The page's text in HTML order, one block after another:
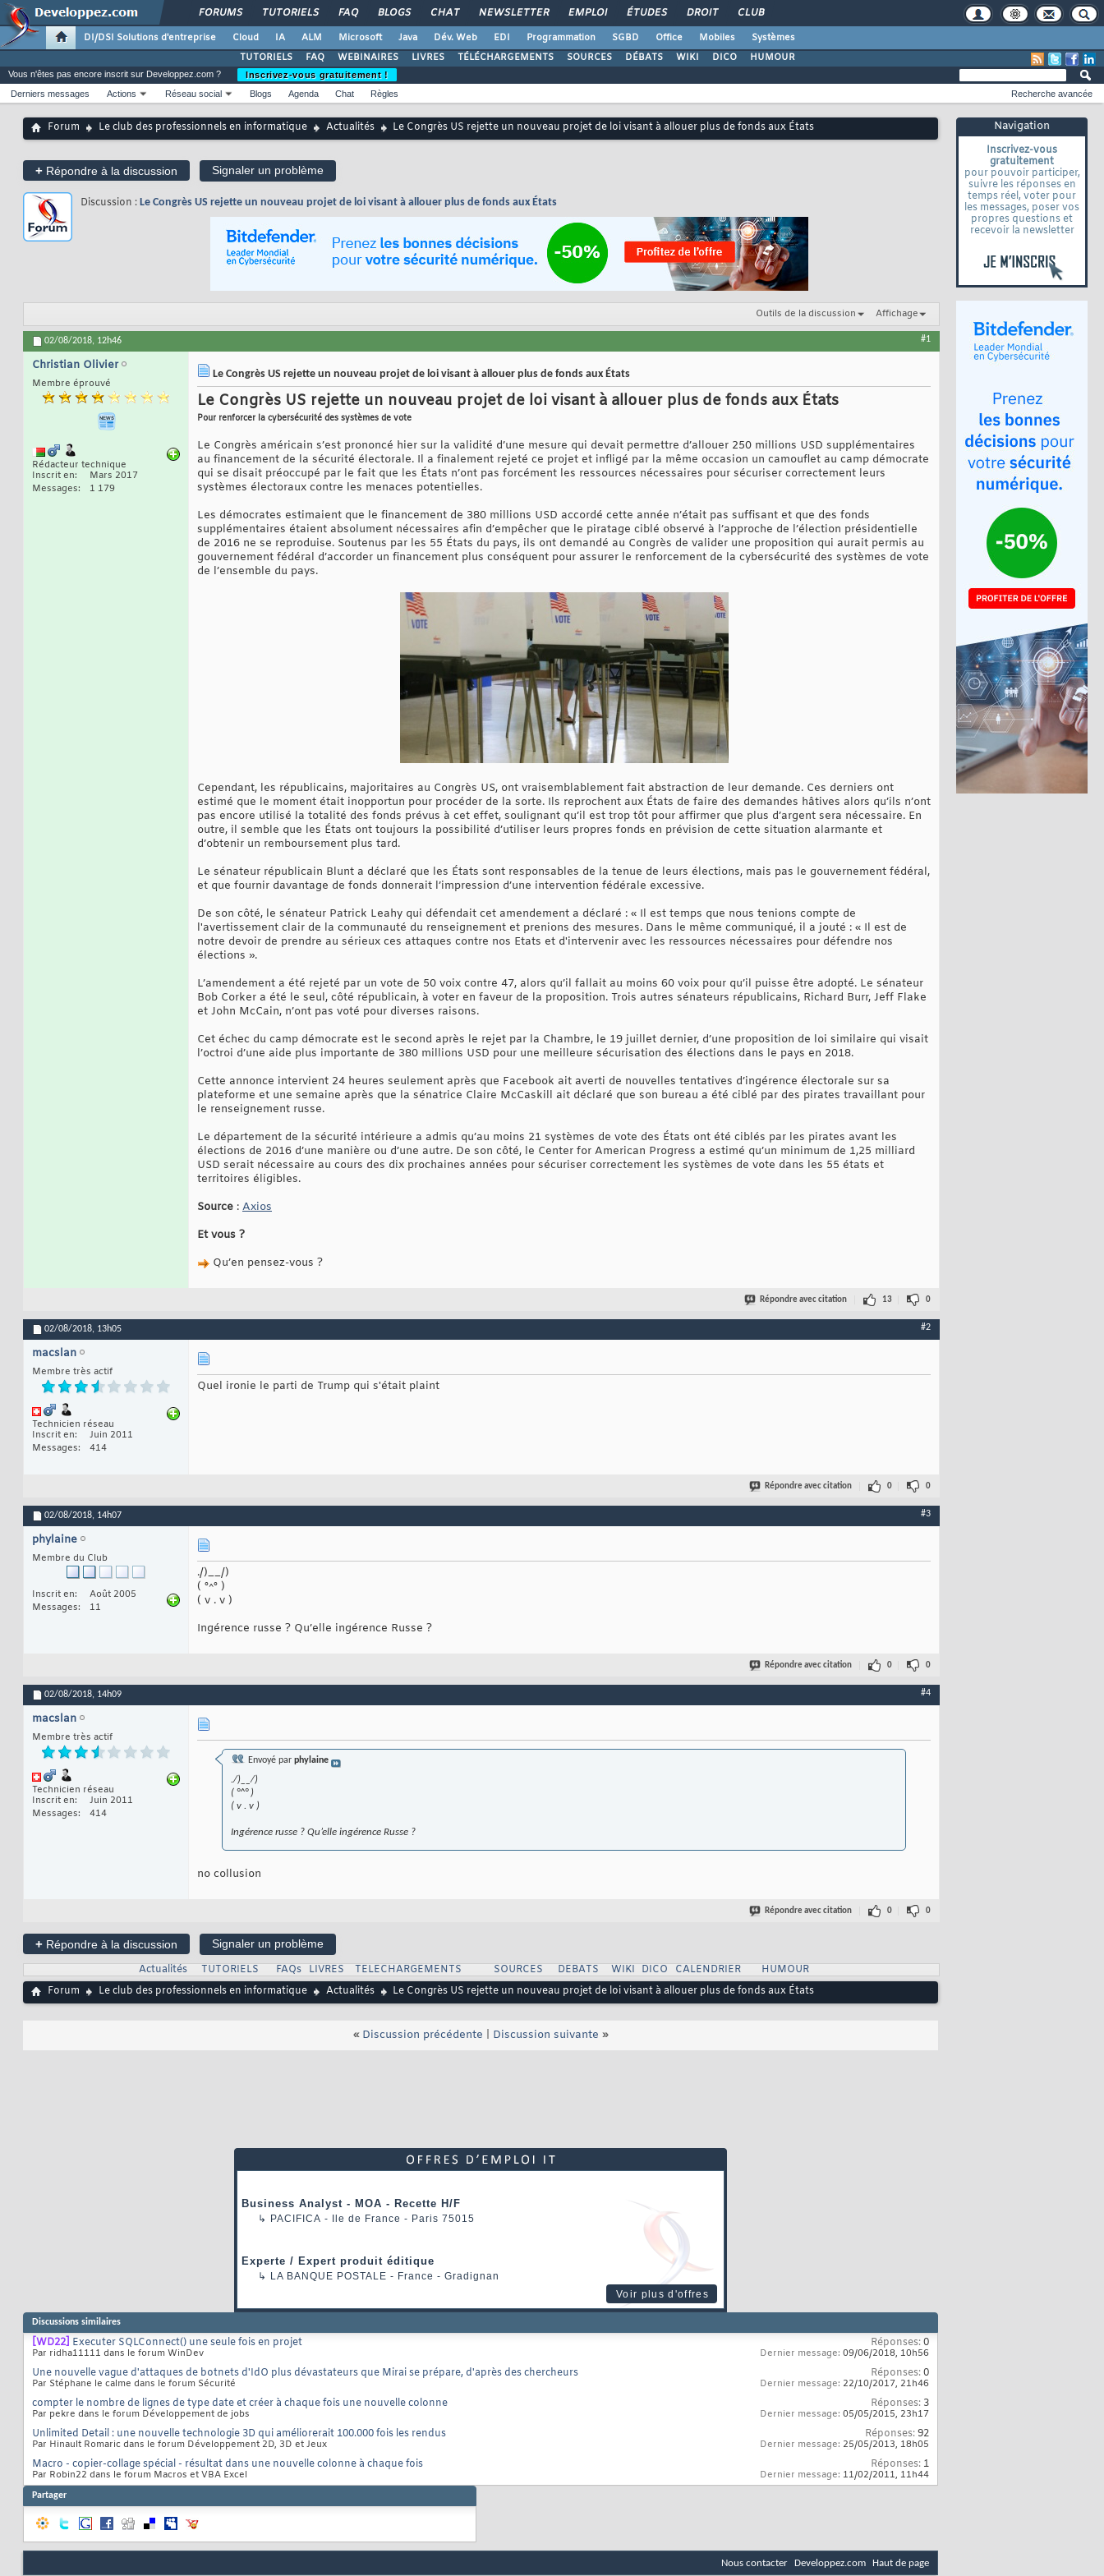
FORUMS TUTORIELS FAQ BLOGS CHAT NEWSLETTER EMPLOI ÉTUDES DROIT CLUB
DI/DSI Solutions d'entreprise Cloud IA ALM Microsoft Java Dév. Web EDI Programmation SGBD Office Mobiles
Systèmes
TUTORIELS
FAQ WEBINAIRES LIVRES TÉLÉCHARGEMENTS SOURCES DÉBATS WIKI DICO HUMOUR
Navigation
Inscrivez-vous
gratuitement
pour pouvoir participer,
suivre les réponses en
temps réel, voter pour
les messages, poser vos
propres questions et
recevoir la newsletter
Vous n'êtes pas encore inscrit sur Developpez.com ?
Inscrivez-vous gratuitement !
Derniers messages
Actions Réseau social Blogs Agenda Chat Règles Recherche avancée
Forum Le club des professionnels en informatique Actualités Le Congrès US rejette un nouveau projet de loi visant à allouer plus de fonds aux États
+ Répondre à la discussion Signaler un problème
Discussion : Le Congrès US rejette un nouveau projet de loi visant à allouer plus de fonds aux États
Outils de la discussion Affichage
02/08/2018, 12h46 #1
Christian Olivier
Membre éprouvé
Rédacteur technique
Inscrit en
Mars 2017
Messages
1 179
Le Congrès US rejette un nouveau projet de loi visant à allouer plus de fonds aux États
Le Congrès US rejette un nouveau projet de loi visant à allouer plus de fonds aux États
Pour renforcer la cybersécurité des systèmes de vote
Le Congrès américain s’est prononcé hier sur la validité d’une mesure qui devait permettre d’allouer 250 millions USD supplémentaires
au financement de la sécurité électorale. Il a finalement rejeté ce projet et infligé par la même occasion un camouflet au camp démocrate
qui se disait préoccupé par le fait que les États n’ont pas forcément les ressources nécessaires pour sécuriser correctement leurs
systèmes électoraux contre les menaces potentielles.
Les démocrates estimaient que le financement de 380 millions USD accordé cette année n’était pas suffisant et que des fonds
supplémentaires étaient absolument nécessaires afin d’empêcher que le piratage ciblé observé à l’approche de l’élection présidentielle
de 2016 ne se reproduise. Soutenus par les 55 États du pays, ils ont demandé au Congrès de valider une proposition qui aurait permis au
gouvernement fédéral d’accorder un financement plus conséquent pour assurer le renforcement de la cybersécurité des systèmes de vote
de l’ensemble du pays.
Cependant, les républicains, majoritaires au Congrès US, ont vraisemblablement fait abstraction de leur demande. Ces derniers ont
estimé que le moment était inopportun pour procéder de la sorte. Ils reprochent aux États de faire des demandes hâtives alors qu’ils n’ont
pas encore utilisé la totalité des fonds prévus à cet effet, soulignant qu’il est trop tôt pour affirmer que plus d’argent sera nécessaire. En
outre, il semble que les États ont toujours la possibilité d’utiliser leurs propres fonds en prévision de cette situation alarmante et
d’obtenir un remboursement plus tard.
Le sénateur républicain Blunt a déclaré que les États sont responsables de la tenue de leurs élections, mais pas le gouvernement fédéral,
et que fournir davantage de fonds donnerait l’impression d’une intervention fédérale excessive.
De son côté, le sénateur Patrick Leahy qui défendait cet amendement a déclaré : « Il est temps que nous tenions compte de
l'avertissement clair de la communauté du renseignement et prenions des mesures. Dans le même communiqué, il a jouté : « Il est de
notre devoir de prendre au sérieux ces attaques contre nos Etats et d'intervenir avec les ressources nécessaires pour défendre nos
élections ».
L’amendement a été rejeté par un vote de 50 voix contre 47, alors qu’il fallait au moins 60 voix pour qu’il puisse être adopté. Le sénateur
Bob Corker a été le seul, côté républicain, à voter en faveur de la proposition. Trois autres sénateurs républicains, Richard Burr, Jeff Flake
et John McCain, n’ont pas voté pour diverses raisons.
Cet échec du camp démocrate est le second après le rejet par la Chambre, le 19 juillet dernier, d’une proposition de loi similaire qui visait
l’octroi d’une aide plus importante de 380 millions USD pour une meilleure sécurisation des élections dans le pays en 2018.
Cette annonce intervient 24 heures seulement après que Facebook ait averti de nouvelles tentatives d’ingérence électorale sur sa
plateforme et une semaine après que la sénatrice Claire McCaskill ait déclaré que son bureau a été ciblé par des pirates travaillant pour
le renseignement russe.
Le département de la sécurité intérieure a admis qu’au moins 21 systèmes de vote des États ont été ciblés par les pirates avant les
élections de 2016 d’une manière ou d’une autre. De son côté, le Center for American Progress a estimé qu’un minimum de 1,25 milliard
USD serait nécessaire au cours des dix prochaines années pour sécuriser correctement les systèmes de vote dans les 55 états et
territoires éligibles.
Source : Axios
Et vous ?
Qu’en pensez-vous ?
Répondre avec citation 13 0
02/08/2018, 13h05 #2
macslan
Membre très actif
Technicien réseau
Inscrit en
Juin 2011
Messages
414
Quel ironie le parti de Trump qui s'était plaint
Répondre avec citation 0 0
02/08/2018, 14h07 #3
phylaine
Membre du Club
Inscrit en
Août 2005
Messages
11
./)__/)
( °^° )
( v . v )
Ingérence russe ? Qu’elle ingérence Russe ?
Répondre avec citation 0 0
02/08/2018, 14h09 #4
macslan
Membre très actif
Technicien réseau
Inscrit en
Juin 2011
Messages
414
Envoyé par phylaine
./)__/)
( °^° )
( v . v )
Ingérence russe ? Qu’elle ingérence Russe ?
no collusion
Répondre avec citation 0 0
+ Répondre à la discussion
Signaler un problème
Actualités
TUTORIELS FAQs LIVRES TELECHARGEMENTS SOURCES DEBATS WIKI DICO CALENDRIER
HUMOUR
Forum
Le club des professionnels en informatique Actualités Le Congrès US rejette un nouveau projet de loi visant à allouer plus de fonds aux États
« Discussion précédente Discussion suivante »
Business Analyst - MOA - Recette H/F
↳ PACIFICA - Ile de France - Paris 75015
Experte / Expert produit éditique
↳ LA BANQUE POSTALE - France - Gradignan
Voir plus d'offres
Discussions similaires
[WD22] Executer SQLConnect() une seule fois en projet
Par ridha11111 dans le forum WinDev
Réponses:0
Dernier message: 09/06/2018, 10h56
Une nouvelle vague d'attaques de botnets d'IdO plus dévastateurs que Mirai se prépare, d'après des chercheurs
Par Stéphane le calme dans le forum Sécurité
Réponses:0
Dernier message: 22/10/2017, 21h46
compter le nombre de lignes de type date et créer à chaque fois une nouvelle colonne
Par pekre dans le forum Développement de jobs
Réponses: 3
Dernier message: 05/05/2015, 23h17
Unlimited Detail : une nouvelle technologie 3D qui améliorerait 100.000 fois les rendus
Par Hinault Romaric dans le forum Développement 2D, 3D et Jeux
Réponses:92
Dernier message: 25/05/2013, 18h05
Macro - copier-collage spécial - résultat dans une nouvelle colonne à chaque fois
Par Robin22 dans le forum Macros et VBA Excel
Réponses: 1
Dernier message: 11/02/2011, 11h44
Partager
Nous contacter Developpez.com Haut de page